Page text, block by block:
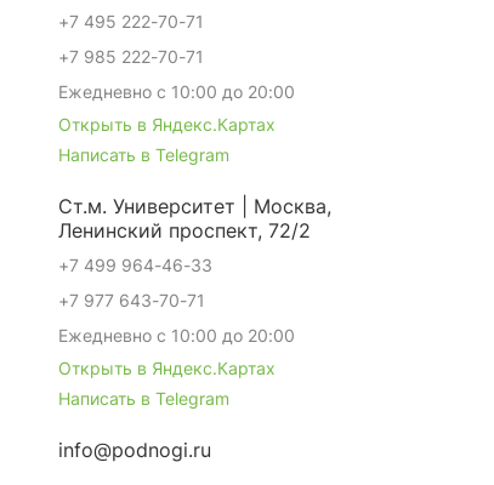
+7 495 222-70-71
+7 985 222-70-71
Ежедневно с 10:00 до 20:00
Открыть в Яндекс.Картах
Написать в Telegram
Ст.м. Университет | Москва,
Ленинский проспект, 72/2
+7 499 964-46-33
+7 977 643-70-71
Ежедневно с 10:00 до 20:00
Открыть в Яндекс.Картах
Написать в Telegram
info@podnogi.ru